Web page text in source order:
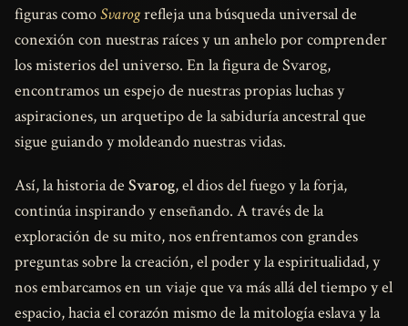
figuras comoSvarogrefleja una búsqueda universal de
conexión con nuestras raíces y un anhelo por comprender
los misterios del universo. En la figura de Svarog,
encontramos un espejo de nuestras propias luchas y
aspiraciones, un arquetipo de la sabiduría ancestral que
sigue guiando y moldeando nuestras vidas.
Así, la historia de Svarog, el dios del fuego y la forja,
continúa inspirando y enseñando. A través de la
exploración de su mito, nos enfrentamos con grandes
preguntas sobre la creación, el poder y la espiritualidad, y
nos embarcamos en un viaje que va más allá del tiempo y el
espacio, hacia el corazón mismo de la mitología eslava y la